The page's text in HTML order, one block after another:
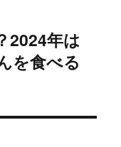
2024年は
を食べる